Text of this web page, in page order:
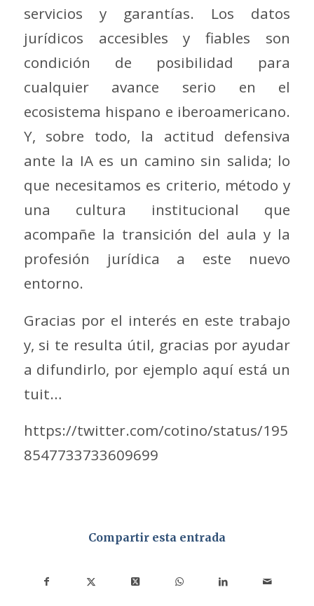
servicios y garantías. Los datos
jurídicos accesibles y fiables son
condición de posibilidad para
cualquier avance serio en el
ecosistema hispano e iberoamericano.
Y, sobre todo, la actitud defensiva
ante la IA es un camino sin salida; lo
que necesitamos es criterio, método y
una cultura institucional que
acompañe la transición del aula y la
profesión jurídica a este nuevo
entorno.
Gracias por el interés en este trabajo
y, si te resulta útil, gracias por ayudar
a difundirlo, por ejemplo aquí está un
tuit…
https://twitter.com/cotino/status/195
8547733733609699
Compartir esta entrada